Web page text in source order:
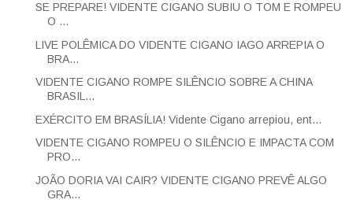
SE PREPARE! VIDENTE CIGANO SUBIU O TOM E ROMPEU
O ...
LIVE POLÊMICA DO VIDENTE CIGANO IAGO ARREPIA O
BRA...
VIDENTE CIGANO ROMPE SILÊNCIO SOBRE A CHINA
BRASIL...
EXÉRCITO EM BRASÍLIA! Vidente Cigano arrepiou, ent...
VIDENTE CIGANO ROMPEU O SILÊNCIO E IMPACTA COM
PRO...
JOÃO DORIA VAI CAIR? VIDENTE CIGANO PREVÊ ALGO
GRA...